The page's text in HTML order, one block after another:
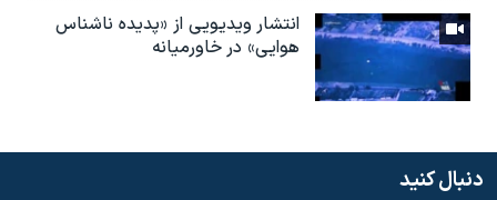
انتشار ویدیویی از «پدیده‌ ناشناس
هوایی» در خاورمیانه
دنبال کنید